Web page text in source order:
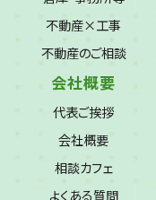
不動産×工事
不動産のご相談
会社概要
代表ご挨拶
会社概要
相談カフェ
よくある質問